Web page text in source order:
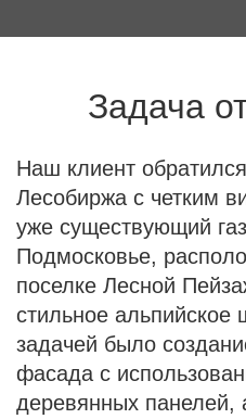
Задача
Наш клиент
Лесобиржа с четким
уже существующий
Подмосковье,
поселке Лесной
стильное
задачей было
фасада с
деревянных панелей,